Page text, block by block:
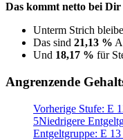
Das kommt netto bei Dir
Unterm Strich
Das sind 21,13 %
Und 18,17 % für
Angrenzende
Vorherige Stufe: E
5Niedrigere
Entgeltgruppe: E